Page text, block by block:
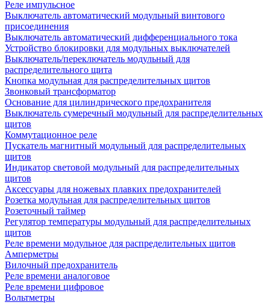
Реле импульсное
Выключатель автоматический модульный винтового
присоединения
Выключатель автоматический дифференциального тока
Устройство блокировки для модульных выключателей
Выключатель/переключатель модульный для
распределительного щита
Кнопка модульная для распределительных щитов
Звонковый трансформатор
Основание для цилиндрического предохранителя
Выключатель сумеречный модульный для распределительных
щитов
Коммутационное реле
Пускатель магнитный модульный для распределительных
щитов
Индикатор световой модульный для распределительных
щитов
Аксессуары для ножевых плавких предохранителей
Розетка модульная для распределительных щитов
Розеточный таймер
Регулятор температуры модульный для распределительных
щитов
Реле времени модульное для распределительных щитов
Амперметры
Вилочный предохранитель
Реле времени аналоговое
Реле времени цифровое
Вольтметры